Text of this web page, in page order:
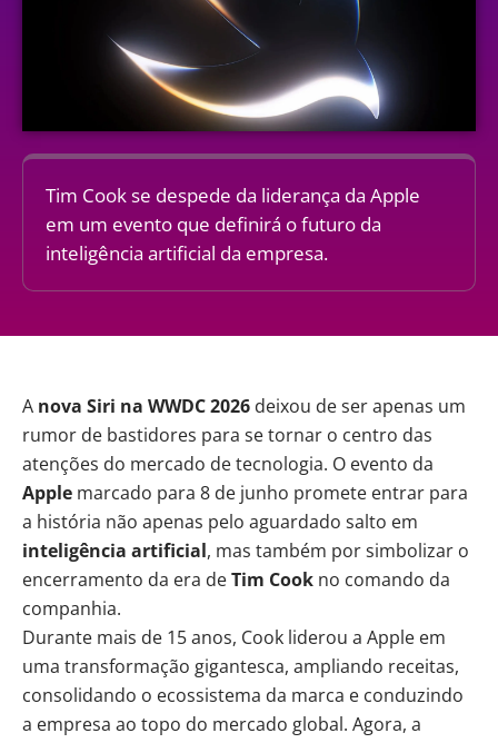
Tim Cook se despede da liderança da Apple
em um evento que definirá o futuro da
inteligência artificial da empresa.
A nova Siri na WWDC 2026 deixou de ser apenas um
rumor de bastidores para se tornar o centro das
atenções do mercado de tecnologia. O evento da
Apple marcado para 8 de junho promete entrar para
a história não apenas pelo aguardado salto em
inteligência artificial, mas também por simbolizar o
encerramento da era deTim Cook no comando da
companhia.
Durante mais de 15 anos, Cook liderou a Apple em
uma transformação gigantesca, ampliando receitas,
consolidando o ecossistema da marca e conduzindo
a empresa ao topo do mercado global. Agora, a